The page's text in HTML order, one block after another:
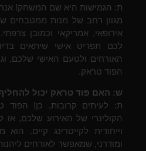
ת: הגמישות היא שם המשחק!
מגוון רחב של מנות ממטבחים
אירופאי, אמריקאי וכמובן
לכם תפריט אישי שיתאים
האורחים ולטעם האישי שלכם,
הפוד טראק.
ש: האם פוד טראק יכול להחליף
ת: לעיתים קרובות, כן! הפוד
הקולינרי של האירוע שלכם, או
וייחודית לקייטרינג קיים. הוא
ומודרני, שמאפשר לאורחים